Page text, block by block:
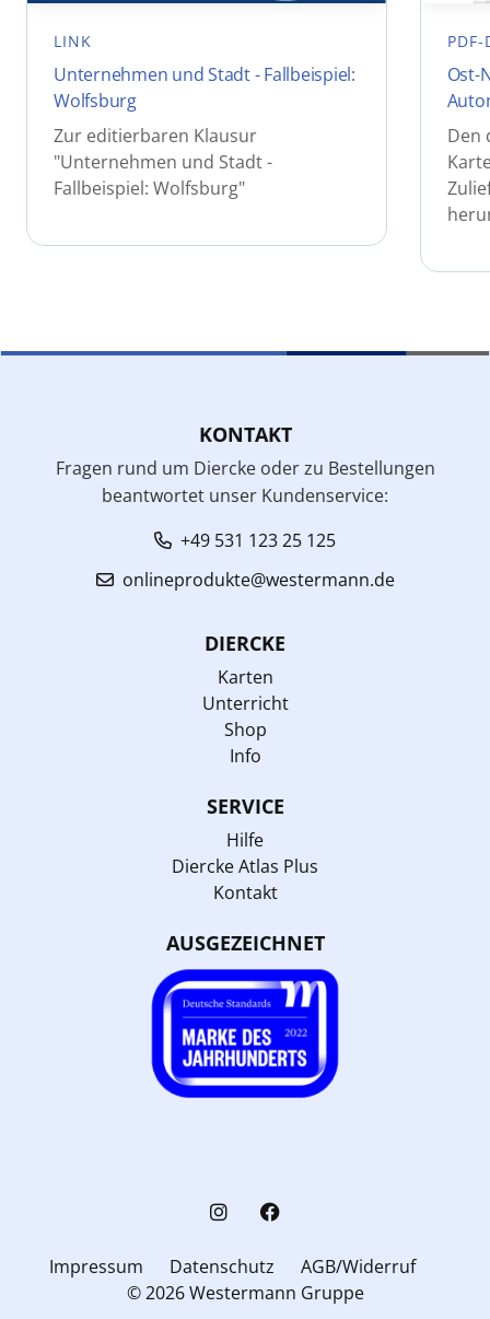
LINK
Unternehmen und Stadt - Fallbeispiel:
Wolfsburg
Zur editierbaren Klausur
"Unternehmen und Stadt -
Fallbeispiel: Wolfsburg"
PDF-
Ost-
Den
KONTAKT
Fragen rund um Diercke oder zu Bestellungen
beantwortet unser Kundenservice:
+49 531 123 25 125
onlineprodukte@westermann.de
DIERCKE
Karten
Unterricht
Shop
Info
SERVICE
Hilfe
Diercke Atlas Plus
Kontakt
AUSGEZEICHNET
Impressum Datenschutz
AGB/Widerruf
© 2026 Westermann Gruppe